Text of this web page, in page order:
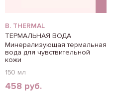
B. THERMAL
ТЕРМАЛЬНАЯ ВОДА
Минерализующая термальная
вода для чувствительной
кожи
150 мл
458 руб.